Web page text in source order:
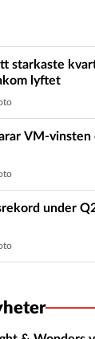
starkaste
lyftet
VM-
under